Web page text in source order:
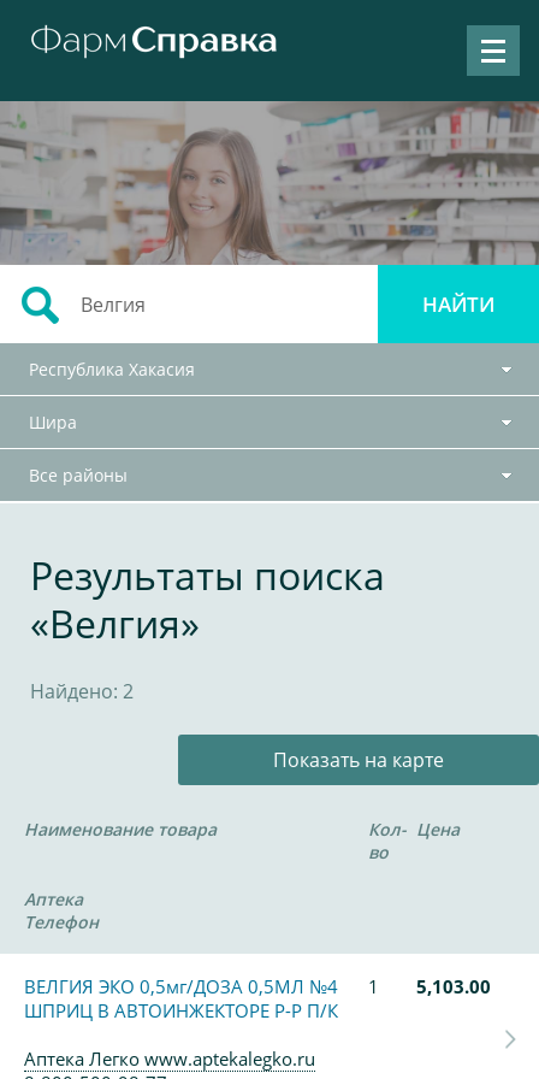
Республика Хакасия
Шира
Все районы
Результаты поиска
«Велгия»
Найдено: 2
Показать на карте
Наименование товара
Кол-
во
Цена
Аптека
Телефон
ВЕЛГИЯ ЭКО 0,5мг/ДОЗА 0,5МЛ №4
ШПРИЦ В АВТОИНЖЕКТОРЕ Р-Р П/К
1 5,103.00
Аптека Легко www.aptekalegko.ru